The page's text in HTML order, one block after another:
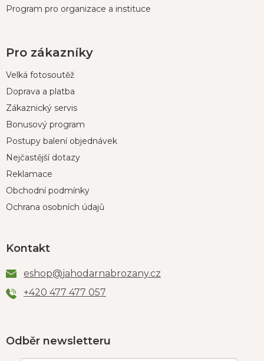
Program pro organizace a instituce
Pro zákazníky
Velká fotosoutěž
Doprava a platba
Zákaznický servis
Bonusový program
Postupy balení objednávek
Nejčastější dotazy
Reklamace
Obchodní podmínky
Ochrana osobních údajů
Kontakt
eshop@jahodarnabrozany.cz
+420 477 477 057
Odběr newsletteru